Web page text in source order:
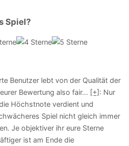
Spiel?
Benutzer lebt von der Qualität der
Bewertung also fair... [+] : Nur
Höchstnote verdient und
Spiel nicht gleich immer
Je objektiver ihr eure Sterne
ist am Ende die